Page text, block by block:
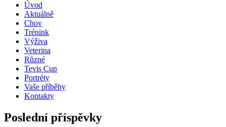
Úvod
Aktuálně
Chov
Trénink
Výživa
Veterina
Různé
Tevis Cup
Portréty
Vaše příběhy
Kontakty
Poslední příspěvky